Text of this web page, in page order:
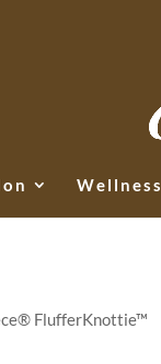
Wellness
FlufferKnottie™